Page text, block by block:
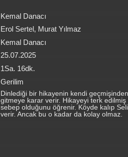
Kemal Danacı
Erol Sertel, Murat Yılmaz
Kemal Danacı
25.07.2025
1Sa. 16dk.
Gerilim
Dinlediği bir hikayenin kendi geçmişinden
gitmeye karar verir. Hikayeyi terk edilmiş
sebep olduğunu öğrenir. Köyde kalıp
verir. Ancak bu o kadar da kolay olmaz.